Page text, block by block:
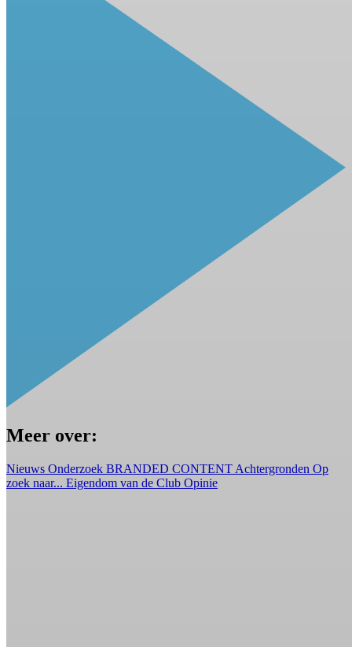
Meer over:
Nieuws Onderzoek BRANDED CONTENT Achtergronden Op
zoek naar... Eigendom van de Club Opinie